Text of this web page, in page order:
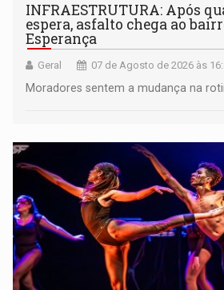
INFRAESTRUTURA: Após
espera, asfalto chega ao
Esperança
Geral 07 de Agosto de 2026 às
Moradores sentem a mudança na